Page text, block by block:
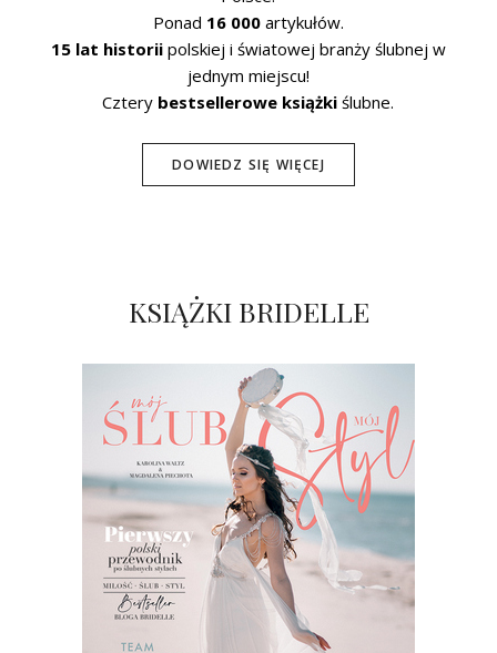
Ponad 16 000artykułów.
15 lat historiipolskiej i światowej branży ślubnej w
jednym miejscu!
Cztery bestsellerowe książki ślubne.
DOWIEDZ SIĘ WIĘCEJ
KSIĄŻKI BRIDELLE